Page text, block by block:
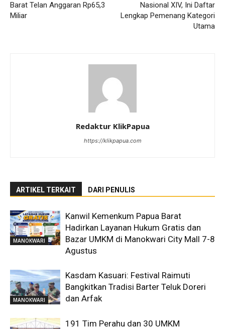
Barat Telan Anggaran Rp65,3
Miliar
Nasional XIV, Ini Daftar
Lengkap Pemenang Kategori
Utama
Redaktur KlikPapua
https://klikpapua.com
ARTIKEL TERKAIT DARI PENULIS
MANOKWARI
Kanwil Kemenkum Papua Barat
Hadirkan Layanan Hukum Gratis dan
Bazar UMKM di Manokwari City Mall 7-8
Agustus
MANOKWARI
Kasdam Kasuari: Festival Raimuti
Bangkitkan Tradisi Barter Teluk Doreri
dan Arfak
191 Tim Perahu dan 30 UMKM